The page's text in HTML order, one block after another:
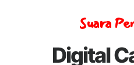
Suara
Digital